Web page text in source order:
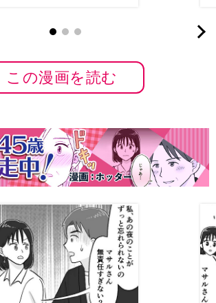
この漫画を読む